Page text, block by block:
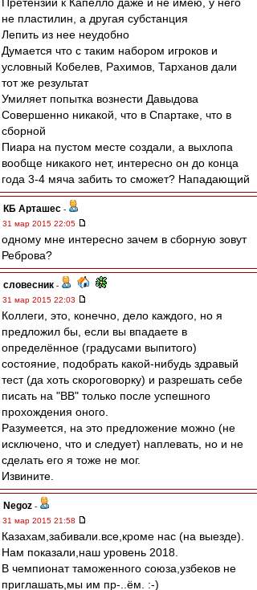
не пластилин, а другая субстанция
Лепить из нее неудобно
Думается что с таким набором игроков и
условный Кобелев, Рахимов, Тарханов дали
тот же результат
Умиляет попытка вознести Давыдова
Совершенно никакой, что в Спартаке, что в
сборной
Пиара на пустом месте создали, а выхлопа
вообще никакого нет, интересно он до конца
года 3-4 мяча забить то сможет? Нападающий
КБ Арташес -
31 мар 2015 22:05
одному мне интересно зачем в сборную зовут
Реброва?
словесник -
31 мар 2015 22:03
Коллеги, это, конечно, дело каждого, но я
предложил бы, если вы впадаете в
определённое (градусами выпитого)
состояние, подобрать какой-нибудь здравый
тест (да хоть скороговорку) и разрешать себе
писать на "ВВ" только после успешного
прохождения оного.
Разумеется, на это предложение можно (не
исключено, что и следует) наплевать, но и не
сделать его я тоже не мог.
Извините.
Negoz -
31 мар 2015 21:58
Казахам,забивали.все,кроме нас (на выезде).
Нам показали,наш уровень 2018.
В чемпионат таможенного союза,узбеков не
приглашать,мы им пр-..ём. :-)